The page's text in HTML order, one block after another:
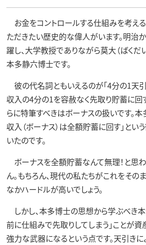
お金をコントロールする仕組みを考え
ただきたい歴史的な偉人がいます。明治
躍し、大学教授でありながら莫大（ばくだ
本多静六博士です。
彼の代名詞ともいえるのが「4分の1天引
収入の4分の1を容赦なく先取り貯蓄に回
らに特筆すべきはボーナスの扱いです。
収入（ボーナス）は全額貯蓄に回す」とい
いたのです。
ボーナスを全額貯蓄なんて無理！と思
ん。もちろん、現代の私たちがこれをその
なかハードルが高いでしょう。
しかし、本多博士の思想から学ぶべき本
前に仕組みで先取りしてしまう」ことが
強力な武器になるという点です。天引き